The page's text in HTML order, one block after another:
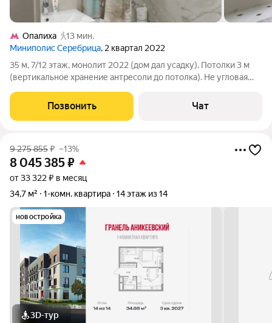
Опалиха
13 мин.
Миниполис Серебрица, 2 квартал 2022
35 м, 7/12 этаж, монолит 2022 (дом дал усадку). Потолки 3 м
(вертикальное хранение антресоли до потолка). Не угловая
солнце, днём не жарко). Формат «заезжай и живи». ЖК
«Серебрица»
Позвонить Чат
9 275 855₽ –13%
8 045 385₽
от 33 322 ₽ в месяц
34,7 м²
1-комн. квартира 14 этаж из 14
новостройка
3D-тур